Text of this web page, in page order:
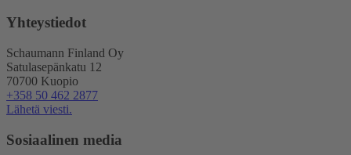
Yhteystiedot
Schaumann Finland Oy
Satulasepänkatu 12
70700 Kuopio
+358 50 462 2877
Lähetä viesti.
Sosiaalinen media